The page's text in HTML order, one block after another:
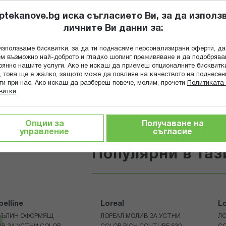
Търсене
ПОПИТАЙ
ГРИЖА ЗА МАЙКАТА И ДЕТЕТО ХРАНИТЕЛНИ ДОБАВКИ
за устни
Популярни в
ОФОРМЯЩ
Loreal
ЛОРЕАЛ МОЛИВ ЗА УСТНИ
иска съгласието Ви, за да
личните Ви данни за:
бисквитки, за да ти поднасяме персонализирани оферти, да
възможно най-доброто и гладко шопинг преживяване и да
нашите услуги. Ако не искаш да приемеш опционалните
това ще е жалко, защото може да повлияе на качеството на
при нас. Ако искаш да разбереш повече, молим, прочети
Политиката
.
Опции за
управление
Получаване на
съгласие